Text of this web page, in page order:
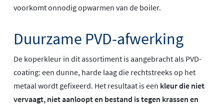
voorkomt onnodig opwarmen van de boiler.
Duurzame PVD-afwerking
De koperkleur in dit assortiment is aangebracht als PVD-
coating: een dunne, harde laag die rechtstreeks op het
metaal wordt gefixeerd. Het resultaat is een kleur die niet
vervaagt, niet aanloopt en bestand is tegen krassen en